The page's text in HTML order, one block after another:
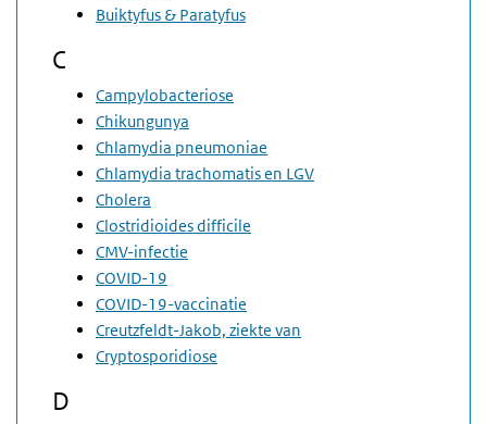
Buiktyfus & Paratyfus
C
Campylobacteriose
Chikungunya
Chlamydia pneumoniae
Chlamydia trachomatis en LGV
Cholera
Clostridioides difficile
CMV-infectie
COVID-19
COVID-19-vaccinatie
Creutzfeldt-Jakob, ziekte van
Cryptosporidiose
D